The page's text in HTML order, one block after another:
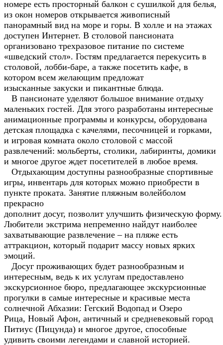
номере есть просторный балкон с сушилкой для белья,
из окон номеров открывается живописный
панорамный вид на море и горы. В холле и на этажах
доступен Интернет. В столовой пансионата
организовано трехразовое питание по системе
«шведский стол». Гостям предлагается перекусить в
столовой, лобби-баре, а также посетить кафе, в
котором всем желающим предложат
изысканные закуски и пикантные блюда.
В пансионате уделяют большое внимание отдыху
маленьких гостей. Для этого разработаны интересные
анимационные программы и конкурсы, оборудована
детская площадка с качелями, песочницей и горками,
и игровая комната около столовой с массой
развлечений: мольберты, столики, лабиринты, домики
и многое другое ждет посетителей в любое время.
Отдыхающим доступны разнообразные спортивные
игры, инвентарь для которых можно приобрести в
пункте проката. Занятие пляжным волейболом
прекрасно
дополнит досуг, позволит улучшить физическую форму.
Любители экстрима непременно найдут наиболее
захватывающие развлечение – на пляже есть
аттракцион, который подарит массу новых ярких
эмоций.
Досуг проживающих будет разнообразным и
интересным, ведь к их услугам предоставлено
экскурсионное бюро, предлагающее экскурсионные
прогулки в самые интересные и красивые места
солнечной Абхазии: Гегский Водопад и Озеро
Рица, Новый Афон, античный и средневековый город
Питиус (Пицунда) и многое другое, способные
удивить своими легендами и славной историей.